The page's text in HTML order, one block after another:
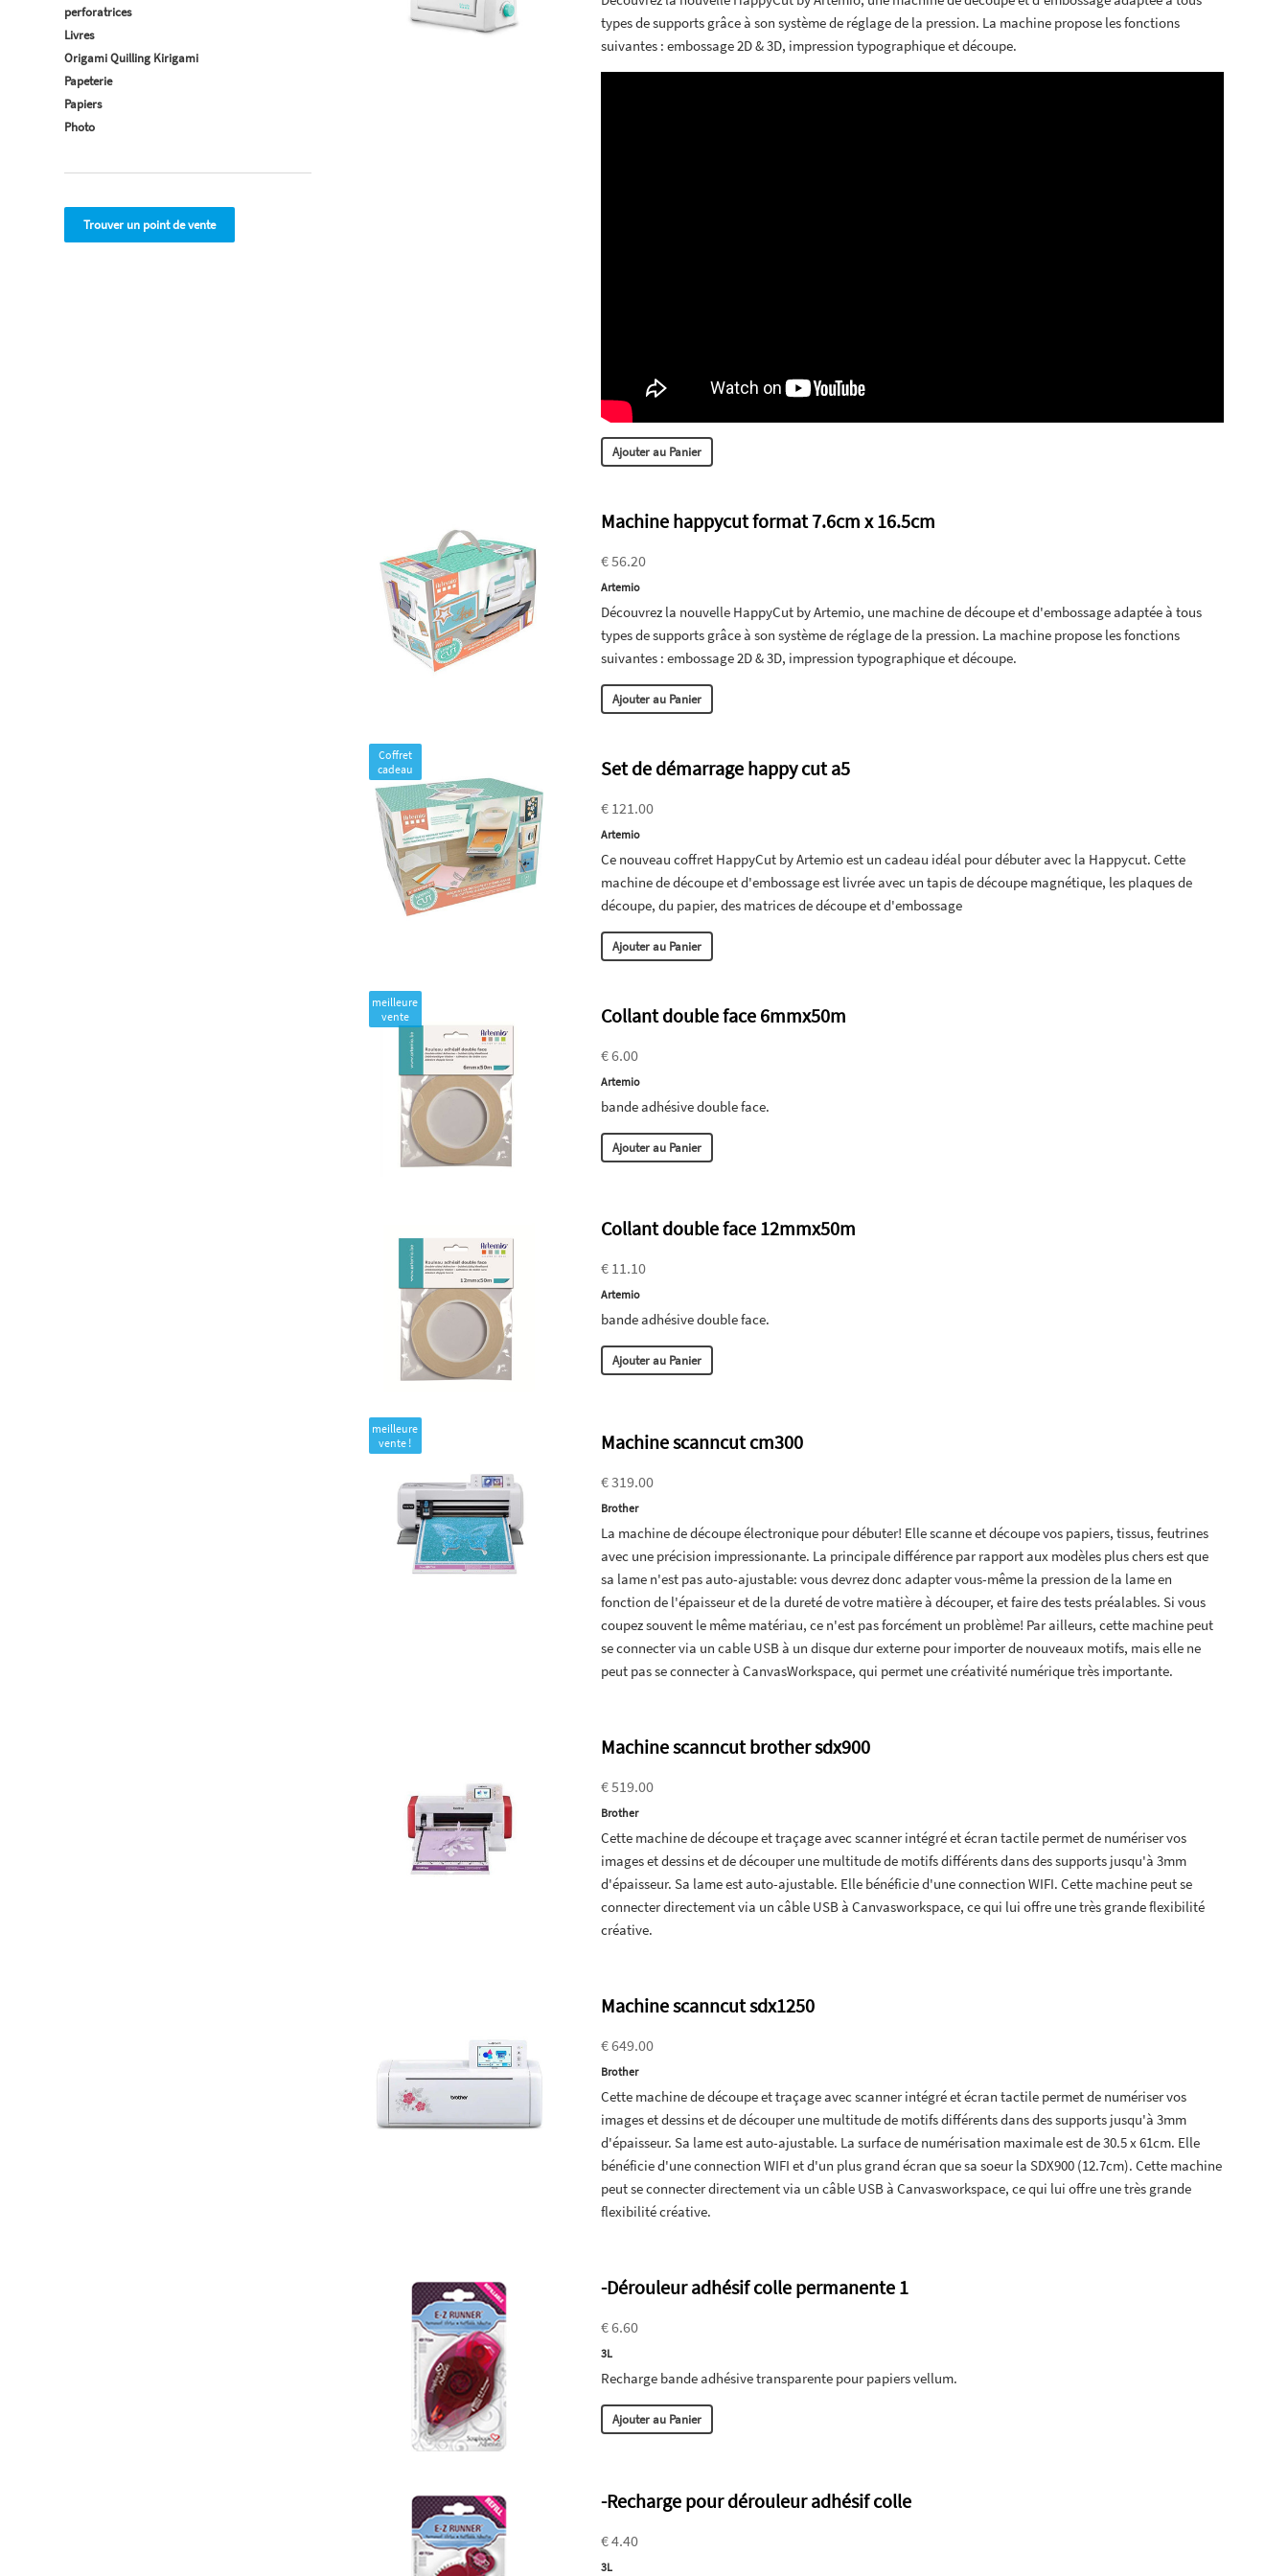
types de supports grâce à son système de réglage de la pression. La machine propose les fonctions
suivantes : embossage 2D & 3D, impression typographique et découpe.
Ajouter au Panier
Machine happycut format 7.6cm x 16.5cm
€ 56.20
Artemio
Découvrez la nouvelle HappyCut by Artemio, une machine de découpe et d'embossage adaptée à tous
types de supports grâce à son système de réglage de la pression. La machine propose les fonctions
suivantes : embossage 2D & 3D, impression typographique et découpe.
Ajouter au Panier
Coffret
cadeau
Set de démarrage happy cut a5
€ 121.00
Artemio
Ce nouveau coffret HappyCut by Artemio est un cadeau idéal pour débuter avec la Happycut. Cette
machine de découpe et d'embossage est livrée avec un tapis de découpe magnétique, les plaques de
découpe, du papier, des matrices de découpe et d'embossage
Ajouter au Panier
meilleure
vente
Collant double face 6mmx50m
€ 6.00
Artemio
bande adhésive double face.
Ajouter au Panier
Collant double face 12mmx50m
€ 11.10
Artemio
bande adhésive double face.
Ajouter au Panier
meilleure
vente !
Machine scanncut cm300
€ 319.00
Brother
La machine de découpe électronique pour débuter! Elle scanne et découpe vos papiers, tissus, feutrines
avec une précision impressionante. La principale différence par rapport aux modèles plus chers est que
sa lame n'est pas auto-ajustable: vous devrez donc adapter vous-même la pression de la lame en
fonction de l'épaisseur et de la dureté de votre matière à découper, et faire des tests préalables. Si vous
coupez souvent le même matériau, ce n'est pas forcément un problème! Par ailleurs, cette machine peut
se connecter via un cable USB à un disque dur externe pour importer de nouveaux motifs, mais elle ne
peut pas se connecter à CanvasWorkspace, qui permet une créativité numérique très importante.
Machine scanncut brother sdx900
€ 519.00
Brother
Cette machine de découpe et traçage avec scanner intégré et écran tactile permet de numériser vos
images et dessins et de découper une multitude de motifs différents dans des supports jusqu'à 3mm
d'épaisseur. Sa lame est auto-ajustable. Elle bénéficie d'une connection WIFI. Cette machine peut se
connecter directement via un câble USB à Canvasworkspace, ce qui lui offre une très grande flexibilité
créative.
Machine scanncut sdx1250
€ 649.00
Brother
Cette machine de découpe et traçage avec scanner intégré et écran tactile permet de numériser vos
images et dessins et de découper une multitude de motifs différents dans des supports jusqu'à 3mm
d'épaisseur. Sa lame est auto-ajustable. La surface de numérisation maximale est de 30.5 x 61cm. Elle
bénéficie d'une connection WIFI et d'un plus grand écran que sa soeur la SDX900 (12.7cm). Cette machine
peut se connecter directement via un câble USB à Canvasworkspace, ce qui lui offre une très grande
flexibilité créative.
-Dérouleur adhésif colle permanente 1
€ 6.60
3L
Recharge bande adhésive transparente pour papiers vellum.
Ajouter au Panier
-Recharge pour dérouleur adhésif colle
€ 4.40
3L
perforatrices
Livres
Origami Quilling Kirigami
Papeterie
Papiers
Photo
Trouver un point de vente